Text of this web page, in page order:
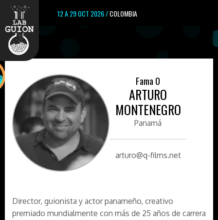
12 A 29 OCT 2026 /COLOMBIA
Fama 0
ARTURO
MONTENEGRO
Panamá
arturo@q-films.net
Director, guionista y actor panameño, creativo
premiado mundialmente con más de 25 años de carrera